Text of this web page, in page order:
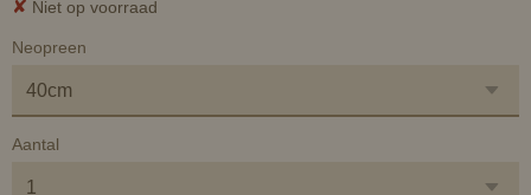
✘ Niet op voorraad
Neopreen
Aantal